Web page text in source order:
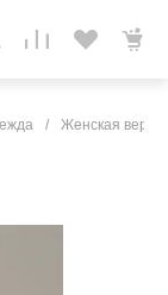
/ Женская